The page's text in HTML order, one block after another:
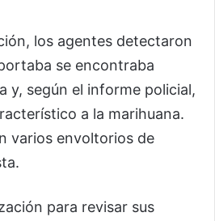
los agentes detectaron
se encontraba
y, según el informe policial,
a la marihuana.
varios envoltorios de
para revisar sus